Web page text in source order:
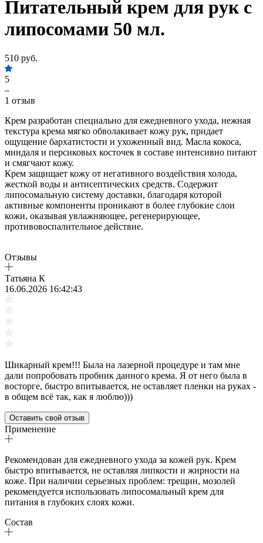
Питательный крем для рук с
липосомами 50 мл.
510 руб.
5
–
1 отзыв
Крем разработан специально для ежедневного ухода, нежная
текстура крема мягко обволакивает кожу рук, придает
ощущение бархатистости и ухоженный вид. Масла кокоса,
миндаля и персиковых косточек в составе интенсивно питают
и смягчают кожу.
Крем защищает кожу от негативного воздействия холода,
жесткой воды и антисептических средств. Содержит
липосомальную систему доставки, благодаря которой
активные компоненты проникают в более глубокие слои
кожи, оказывая увлажняющее, регенерирующее,
противовоспалительное действие.
Отзывы
Татьяна К
16.06.2026 16:42:43
Шикарный крем!!! Была на лазерной процедуре и там мне
дали попробовать пробник данного крема. Я от него была в
восторге, быстро впитывается, не оставляет пленки на руках -
в общем всё так, как я люблю)))
Оставить свой отзыв
Применение
Рекомендован для ежедневного ухода за кожей рук. Крем
быстро впитывается, не оставляя липкости и жирности на
коже. При наличии серьезных проблем: трещин, мозолей
рекомендуется использовать липосомальный крем для
питания в глубоких слоях кожи.
Состав